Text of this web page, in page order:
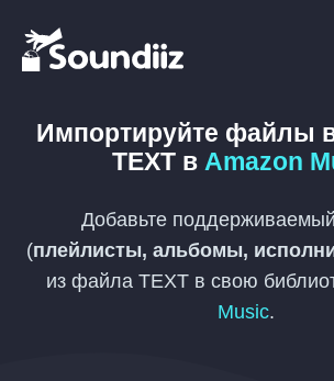
Импортируйте файлы
TEXTв Amazon
Добавьте
(плейлисты, альбомы,
из файла TEXT в свою
Music.